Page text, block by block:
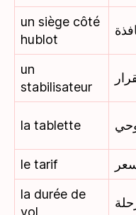
un siège côté
hublot
un
stabilisateur
la tablette
le tarif
la durée de
vol